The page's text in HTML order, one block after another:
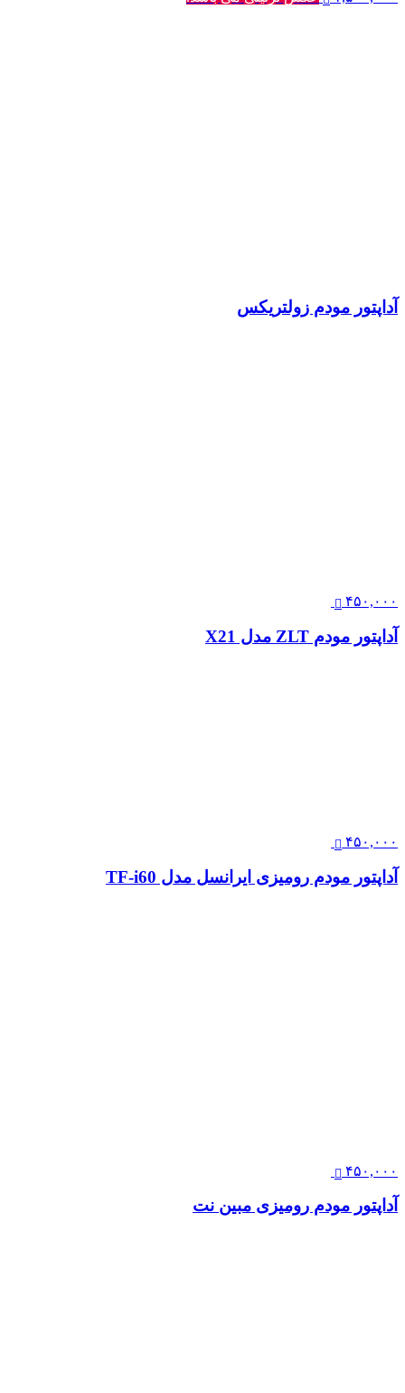
آداپتور مودم زولتریکس
۴۵۰,۰۰۰
آداپتور مودم ZLT مدل X21
۴۵۰,۰۰۰
آداپتور مودم رومیزی ایرانسل مدل TF-i60
۴۵۰,۰۰۰
آداپتور مودم رومیزی مبین نت